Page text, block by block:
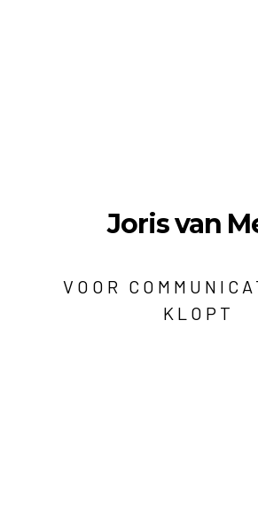
Joris van
VOOR
KLOPT